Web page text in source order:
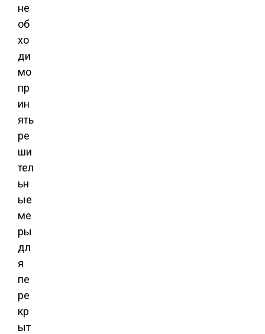
не
об
хо
ди
мо
пр
ин
ять
ре
ши
тел
ьн
ые
ме
ры
дл
я
пе
ре
кр
ыт